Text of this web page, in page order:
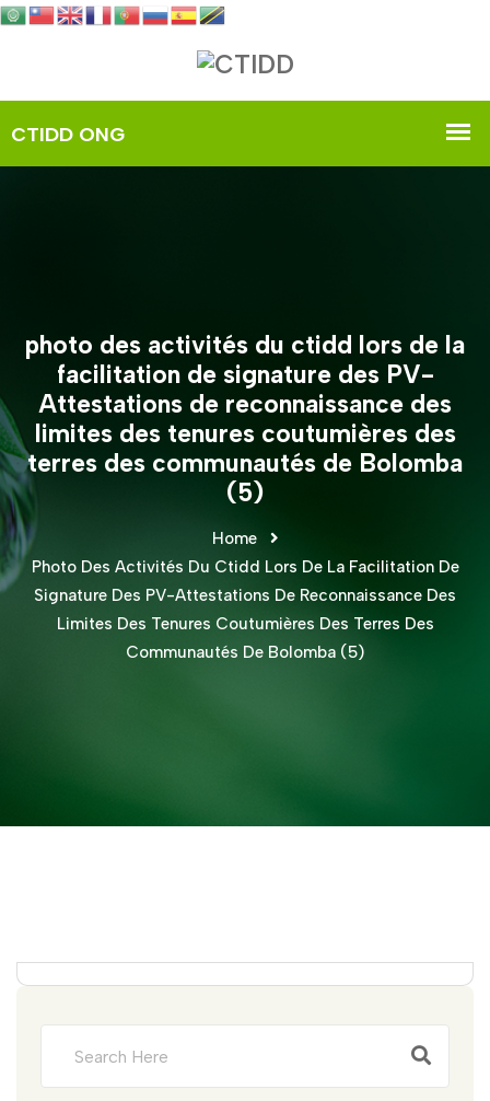
photo des activités du ctidd lors de la
facilitation de signature des PV-
Attestations de reconnaissance des
limites des tenures coutumières des
terres des communautés de Bolomba
(5)
Home
Photo Des Activités Du Ctidd Lors De La Facilitation De
Signature Des PV-Attestations De Reconnaissance Des
Limites Des Tenures Coutumières Des Terres Des
Communautés De Bolomba (5)